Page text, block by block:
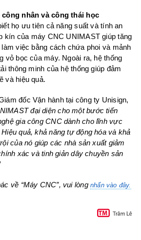
nhân và công thái học
họ ưu tiên cả năng suất và tính an
kín của máy CNC UNIMAST giúp tăng
việc bằng cách chứa phoi và mảnh
vỏ bọc của máy. Ngoài ra, hệ thống
thông minh của hệ thống giúp đảm
và hiệu quả.
đốc Vận hành tại công ty Unisign,
đại diện cho một bước tiến
gia công CNC dành cho lĩnh vực
quả, khả năng tự động hóa và khả
của nó giúp các nhà sản xuất giảm
xác và tinh giản dây chuyền sản
về “Máy CNC”, vui lòngnhấn vào đây.